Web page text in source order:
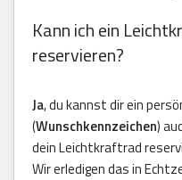
Kann ich ein
reservieren?
Ja, du kannst dir ein
(Wunschkennzeichen)
dein Leichtkraftrad
Wir erledigen das in